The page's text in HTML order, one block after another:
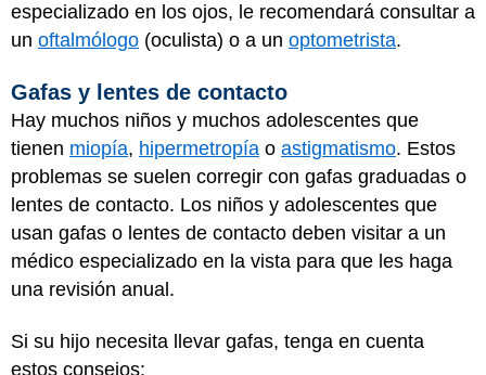
especializado en los ojos, le recomendará consultar a
un oftalmólogo (oculista) o a un optometrista.
Gafas y lentes de contacto
Hay muchos niños y muchos adolescentes que
tienen miopía, hipermetropía o astigmatismo. Estos
problemas se suelen corregir con gafas graduadas o
lentes de contacto. Los niños y adolescentes que
usan gafas o lentes de contacto deben visitar a un
médico especializado en la vista para que les haga
una revisión anual.
Si su hijo necesita llevar gafas, tenga en cuenta
estos consejos: